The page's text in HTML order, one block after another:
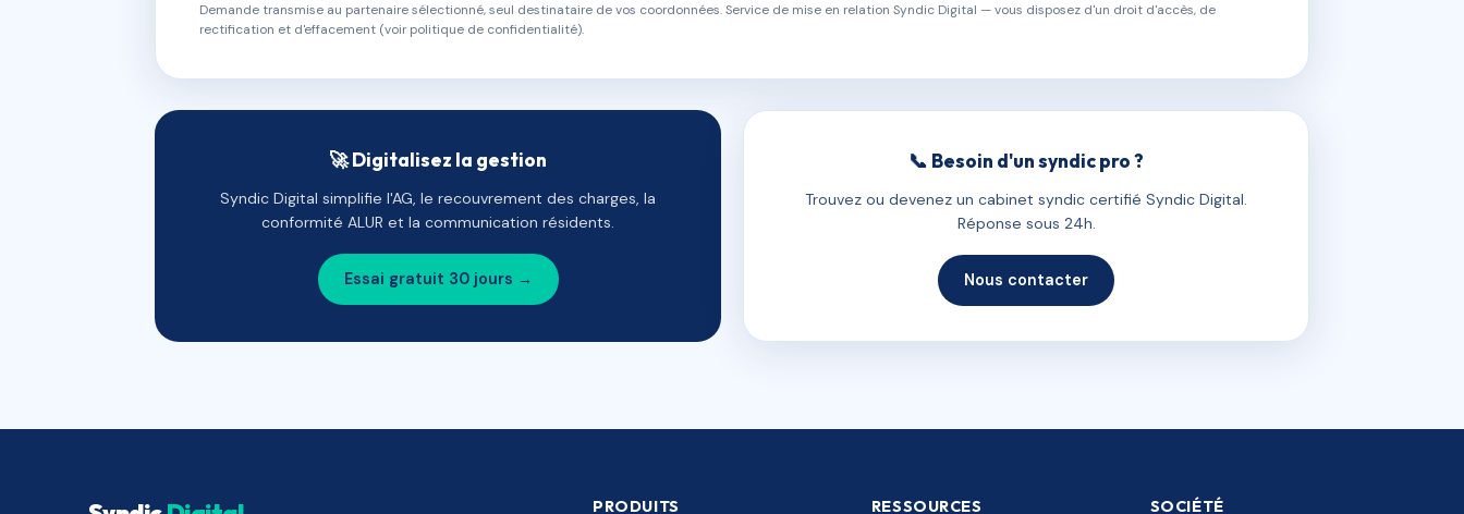
Demande transmise au partenaire sélectionné, seul destinataire de vos coordonnées. Service de mise en relation Syndic Digital — vous disposez d'un droit d'accès, de
rectification et d'effacement (voir politique de confidentialité).
🚀 Digitalisez la gestion
Syndic Digital simplifie l'AG, le recouvrement des charges, la
conformité ALUR et la communication résidents.
Essai gratuit 30 jours →
📞 Besoin d'un syndic pro ?
Trouvez ou devenez un cabinet syndic certifié Syndic Digital.
Réponse sous 24h.
Nous contacter
PRODUITS RESSOURCES SOCIÉTÉ